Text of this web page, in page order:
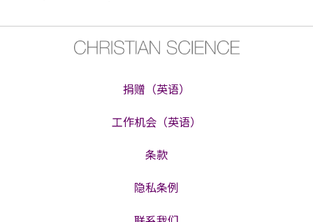
捐赠（英语）
工作机会（英语）
条款
隐私条例